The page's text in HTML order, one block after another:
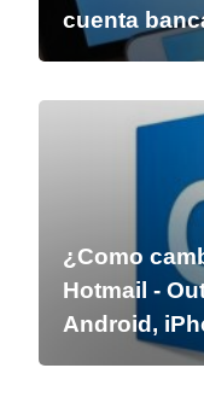
cuenta
¿Como
Hotmail -
Android,